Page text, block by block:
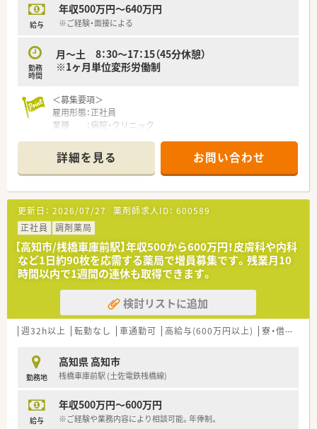
〈こんな方にもおススメ〉
■ドラッグストアでのご勤務に興味のある方
■研修体制や福利厚生を重視したい方
給与
年収500万円～640万円
※ご経験・面接による
勤務
時間
月～土 8：30～17：15（45分休憩）
※1ヶ月単位変形労働制
＜募集要項＞
雇用形態：正社員
業種 ：病院・クリニック
DI業務／院内委員会参加／混注業務／病棟服薬指導
診療科目（脳神経外科、内科、循環器内科、消化器内科、小児科、眼
科、放射線科ほか）
資格 ：薬剤師免許をお持ちの方（取得見込みの方を含む）
給与 ：年収500万円～640万円
※ご経験・面接による
勤務時間：月～土 8：30～17：15（45分休憩）
※1ヶ月単位変形労働制
休日：月9日休み（2月のみ8日）、有給休暇（時間単位で取得可能）、
夏季休暇、年末年始
福利厚生諸手当：厚生年金／雇用保険／薬剤師賠償責任保険／そ
の他健保 職務手当50,000円
＜こんな病院です＞
■最寄り駅より徒歩3分！通勤便利な立地です。
いる病院です。
■救急の受け入れもしている他、脳卒中の患者様を退院後も他の
医療機関との連携によって地域全体で支えていくための仕組み
地域住民の健康に寄与しています。
■ガンマナイフ等最新の機器を導入しています。
詳細を見る お問い合わせ
更新日： 2026/07/27 薬剤師求人ID： 600589
正社員
調剤薬局
【高知市/桟橋車庫前駅】年収500から600万円！皮膚科や内科
など1日約90枚を応需する薬局で増員募集です。残業月10
時間以内で1週間の連休も取得できます。
検討リストに追加
週32h以上 転勤なし 車通勤可 高給与(600万円以上) 寮・借上社宅あり
勤務地
高知県 高知市
桟橋車庫前駅 (土佐電鉄桟橋線)
給与
年収500万円～600万円
※ご経験や業務内容により相談可能。年俸制。